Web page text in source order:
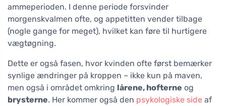
ammeperioden. I denne periode forsvinder
morgenskvalmen ofte, og appetitten vender tilbage
(nogle gange for meget), hvilket kan føre til hurtigere
vægtøgning.
Dette er også fasen, hvor kvinden ofte først bemærker
synlige ændringer på kroppen – ikke kun på maven,
men også i området omkring lårene, hofterne og
brysterne. Her kommer også den psykologiske side af